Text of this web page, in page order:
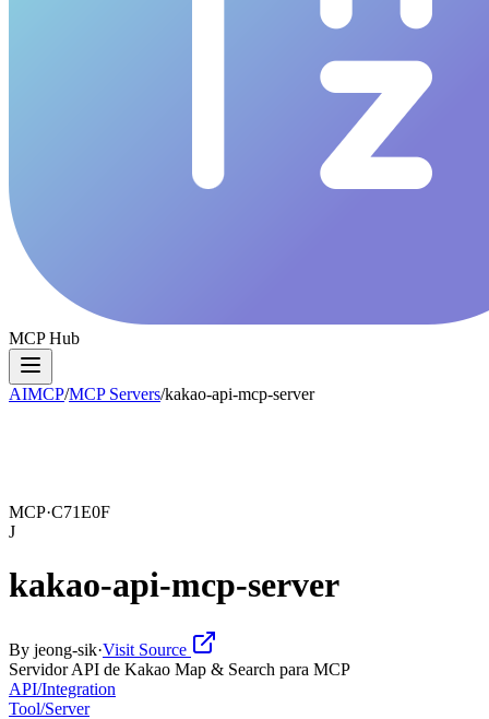
MCP Hub
AIMCP/MCP Servers/kakao-api-mcp-server
MCP·C71E0F
J
kakao-api-mcp-server
By jeong-sik·Visit Source
Servidor API de Kakao Map & Search para MCP
API/Integration
Tool/Server